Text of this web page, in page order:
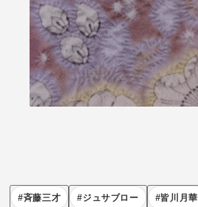
斉藤三才 ジュサブロー 皆川月華